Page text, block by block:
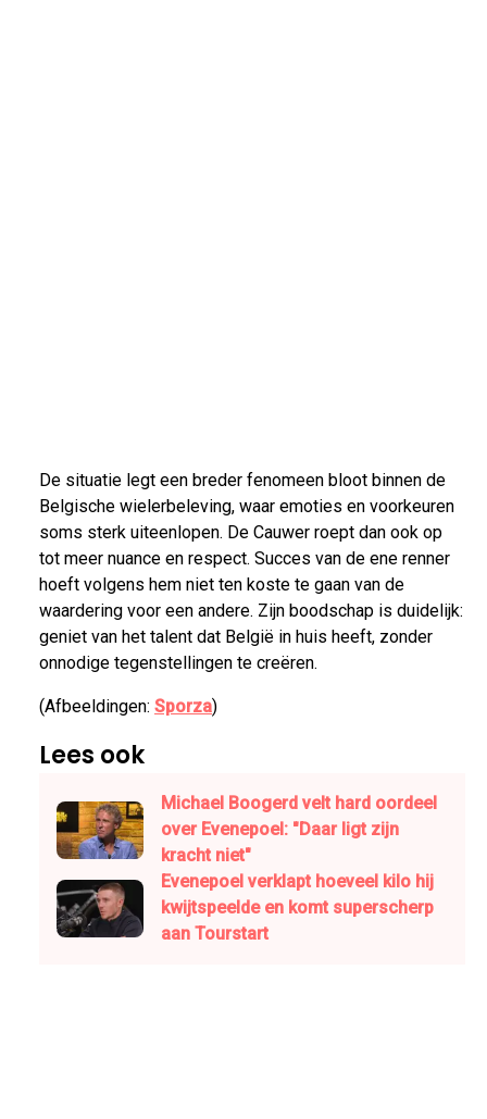
De situatie legt een breder fenomeen bloot binnen de
Belgische wielerbeleving, waar emoties en voorkeuren
soms sterk uiteenlopen. De Cauwer roept dan ook op
tot meer nuance en respect. Succes van de ene renner
hoeft volgens hem niet ten koste te gaan van de
waardering voor een andere. Zijn boodschap is duidelijk:
geniet van het talent dat België in huis heeft, zonder
onnodige tegenstellingen te creëren.
(Afbeeldingen: Sporza)
Lees ook
Michael Boogerd velt hard oordeel
over Evenepoel: "Daar ligt zijn
kracht niet"
Evenepoel verklapt hoeveel kilo hij
kwijtspeelde en komt superscherp
aan Tourstart